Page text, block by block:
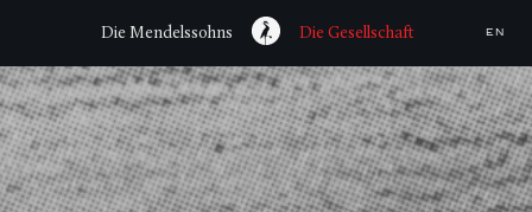
Die Mendelssohns Die Gesellschaft EN